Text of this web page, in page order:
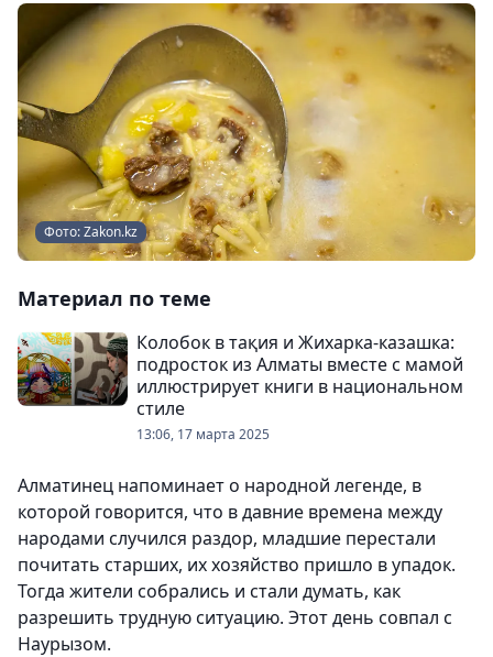
Фото: Zakon.kz
Материал по теме
Колобок в тақия и Жихарка-казашка:
подросток из Алматы вместе с мамой
иллюстрирует книги в национальном
стиле
13:06, 17 марта 2025
Алматинец напоминает о народной легенде, в
которой говорится, что в давние времена между
народами случился раздор, младшие перестали
почитать старших, их хозяйство пришло в упадок.
Тогда жители собрались и стали думать, как
разрешить трудную ситуацию. Этот день совпал с
Наурызом.